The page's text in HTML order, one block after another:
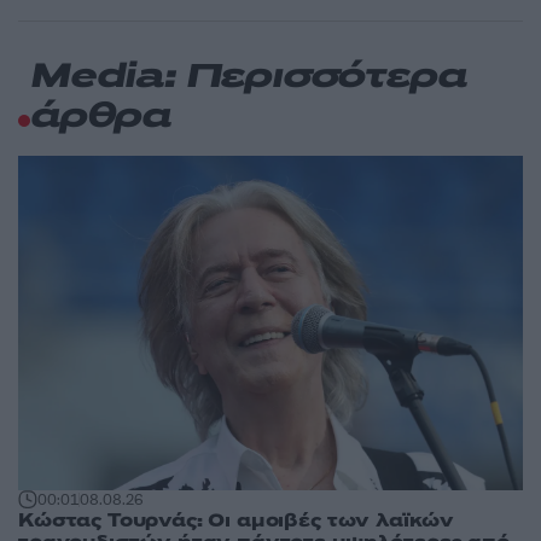
Media: Περισσότερα
άρθρα
00:0108.08.26
Κώστας Τουρνάς: Οι αμοιβές των λαϊκών